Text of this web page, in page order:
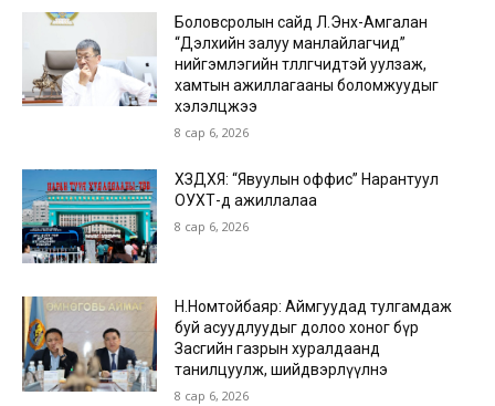
Боловсролын сайд Л.Энх-Амгалан
“Дэлхийн залуу манлайлагчид”
нийгэмлэгийн төлөөлөгчидтэй уулзаж,
хамтын ажиллагааны боломжуудыг
хэлэлцжээ
8 сар 6, 2026
ХЗДХЯ: “Явуулын оффис” Нарантуул
ОУХТ-д ажиллалаа
8 сар 6, 2026
Н.Номтойбаяр: Аймгуудад тулгамдаж
буй асуудлуудыг долоо хоног бүр
Засгийн газрын хуралдаанд
танилцуулж, шийдвэрлүүлнэ
8 сар 6, 2026